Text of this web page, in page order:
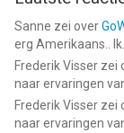
Informatie voor
vergeleken op 6
Sanne zei over
erg Amerikaans.. Ik...
Frederik Visser zei
naar ervaringen
Frederik Visser zei
naar ervaringen